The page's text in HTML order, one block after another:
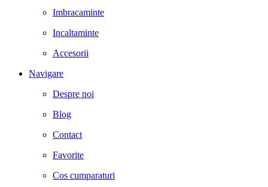
Imbracaminte
Incaltaminte
Accesorii
Navigare
Despre noi
Blog
Contact
Favorite
Cos cumparaturi